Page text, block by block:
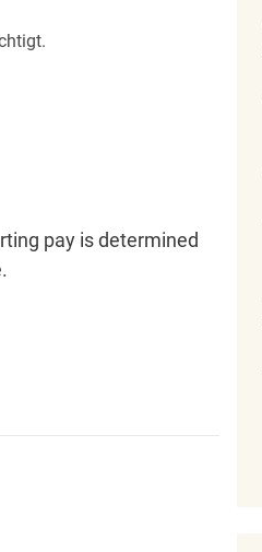
pay is determined